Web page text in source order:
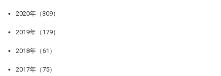
2020年（309）
2019年（179）
2018年（61）
2017年（75）